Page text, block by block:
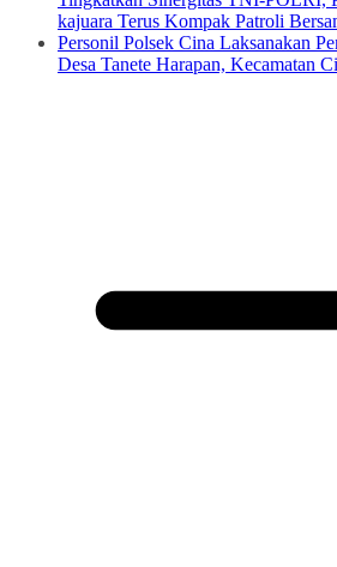
kajuara Terus Kompak Patroli
Personil Polsek Cina Laksanakan
Desa Tanete Harapan, Kecamatan